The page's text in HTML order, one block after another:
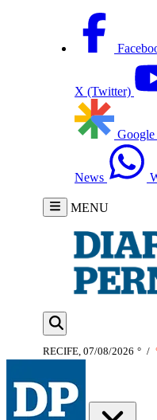
X (Twitter)
News
MENU
RECIFE, 07/08/2026 ° /